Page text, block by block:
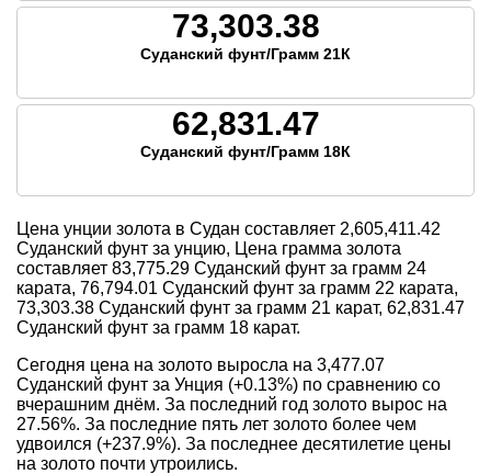
73,303.38
Суданский фунт/Грамм 21К
62,831.47
Суданский фунт/Грамм 18К
Цена унции золота в Судан составляет 2,605,411.42
Суданский фунт за унцию, Цена грамма золота
составляет 83,775.29 Суданский фунт за грамм 24
карата, 76,794.01 Суданский фунт за грамм 22 карата,
73,303.38 Суданский фунт за грамм 21 карат, 62,831.47
Суданский фунт за грамм 18 карат.
Сегодня цена на золото выросла на 3,477.07
Суданский фунт за Унция (+0.13%) по сравнению со
вчерашним днём. За последний год золото вырос на
27.56%. За последние пять лет золото более чем
удвоился (+237.9%). За последнее десятилетие цены
на золото почти утроились.